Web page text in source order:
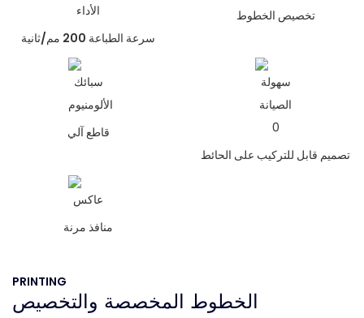
سرعة الطباعة 200 مم/ثانية
تخصيص الخطوط
قاطع آلي
تصميم قابل للتركيب على الحائط
منافذ مرنة
PRINTING
الخطوط المخصصة والتخصيص